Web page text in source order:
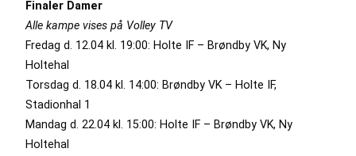
Finaler Damer
Alle kampe vises på Volley TV
Fredag d. 12.04 kl. 19:00: Holte IF – Brøndby VK, Ny
Holtehal
Torsdag d. 18.04 kl. 14:00: Brøndby VK – Holte IF,
Stadionhal 1
Mandag d. 22.04 kl. 15:00: Holte IF – Brøndby VK, Ny
Holtehal